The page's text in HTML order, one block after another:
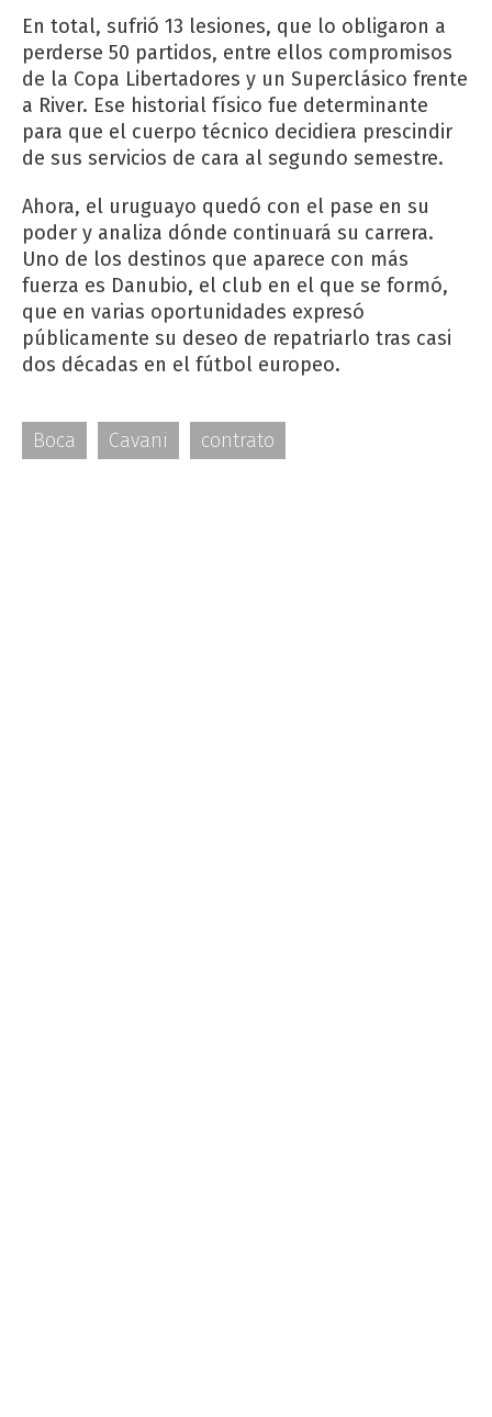
En total, sufrió 13 lesiones, que lo obligaron a
perderse 50 partidos, entre ellos compromisos
de la Copa Libertadores y un Superclásico frente
a River. Ese historial físico fue determinante
para que el cuerpo técnico decidiera prescindir
de sus servicios de cara al segundo semestre.
Ahora, el uruguayo quedó con el pase en su
poder y analiza dónde continuará su carrera.
Uno de los destinos que aparece con más
fuerza es Danubio, el club en el que se formó,
que en varias oportunidades expresó
públicamente su deseo de repatriarlo tras casi
dos décadas en el fútbol europeo.
Boca Cavani contrato